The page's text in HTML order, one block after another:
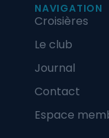
NAVIGATION
Croisières
Le club
Journal
Contact
Espace